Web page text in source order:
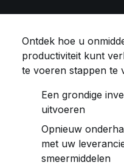
Ontdek hoe u
productiviteit kunt
te voeren stappen te
Een grondige
uitvoeren
Opnieuw
met uw
smeermiddelen